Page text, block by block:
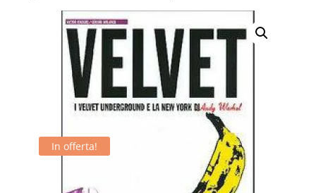
In offerta!